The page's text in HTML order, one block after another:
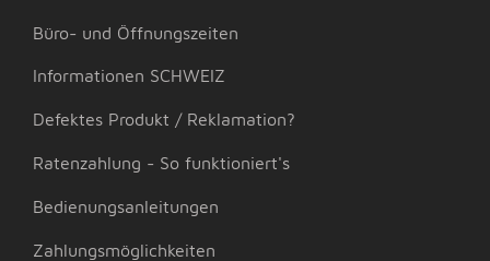
Büro- und Öffnungszeiten
Informationen SCHWEIZ
Defektes Produkt / Reklamation?
Ratenzahlung - So funktioniert's
Bedienungsanleitungen
Zahlungsmöglichkeiten